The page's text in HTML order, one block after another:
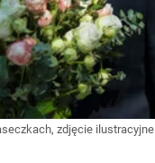
zdjęcie ilustracyjne